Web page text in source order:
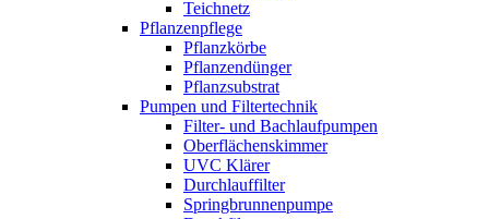
Teichnetz
Pflanzenpflege
Pflanzkörbe
Pflanzendünger
Pflanzsubstrat
Pumpen und Filtertechnik
Filter- und Bachlaufpumpen
Oberflächenskimmer
UVC Klärer
Durchlauffilter
Springbrunnenpumpe